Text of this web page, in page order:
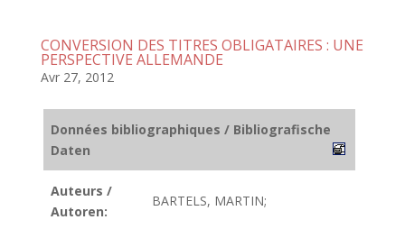
CONVERSION DES TITRES OBLIGATAIRES : UNE
PERSPECTIVE ALLEMANDE
Avr 27, 2012
Données bibliographiques / Bibliografische
Daten
Auteurs /
Autoren:
BARTELS, MARTIN;